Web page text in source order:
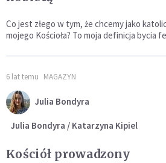
Co jest złego w tym, że chcemy jako
mojego Kościoła? To moja definicja bycia
6 lat temu MAGAZYN
Julia Bondyra
Julia Bondyra / Katarzyna Kipiel
Kościół prowadzony